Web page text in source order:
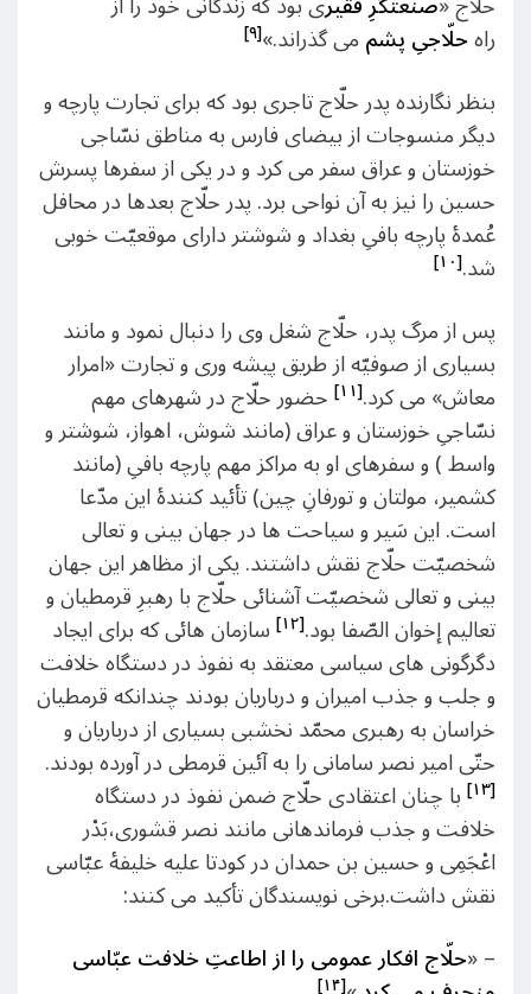
راهحلّاجیِ پشممی گذراند.»[۹]
بنظر نگارنده پدر حلّاج تاجری بود که برای تجارت پارچه و
دیگر منسوجات از بیضای فارس به مناطق نسّاجی
خوزستان و عراق سفر می کرد و در یکی از سفرها پسرش
حسین را نیز به آن نواحی برد. پدر حلّاج بعدها در محافل
عُمدۀ پارچه بافیِ بغداد و شوشتر دارای موقعیّت خوبی
شد.[۱۰]
پس از مرگ پدر، حلّاج شغل وی را دنبال نمود و مانند
بسیاری از صوفیّه از طریق پیشه وری و تجارت «امرار
معاش» می کرد.[۱۱] حضور حلّاج در شهرهای مهم
نسّاجیِ خوزستان و عراق (مانند شوش، اهواز، شوشتر و
واسط ) و سفرهای او به مراکز مهم پارچه بافیِ (مانند
کشمیر، مولتان و تورفانِ چین) تأئید کنندۀ این مدّعا
است. این سَیر و سیاحت ها در جهان بینی و تعالی
شخصیّت حلّاج نقش داشتند. یکی از مظاهر این جهان
بینی و تعالی شخصیّت آشنائی حلّاج با رهبرِ قرمطیان و
تعالیم إخوان الصّفا بود.[۱۲] سازمان هائی که برای ایجاد
دگرگونی های سیاسی معتقد به نفوذ در دستگاه خلافت
و جلب و جذب امیران و درباریان بودند چندانکه قرمطیان
خراسان به رهبری محمّد نخشبی بسیاری از درباریان و
حتّی امیر نصر سامانی را به آئین قرمطی در آورده بودند.
[۱۳] با چنان اعتقادی حلّاج ضمن نفوذ در دستگاه
خلافت و جذب فرماندهانی مانند نصر قشوری،بَدْر
اعْجَمِی و حسین بن حمدان در کودتا علیه خلیفۀ عبّاسی
نقش داشت.برخی نویسندگان تأکید می کنند:
– «حلّاج افکار عمومی را از اطاعتِ خلافت عبّاسی
[۱۴]